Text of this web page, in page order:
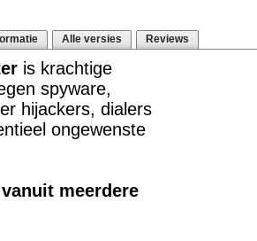
Alle versies Reviews
is krachtige
spyware,
hijackers, dialers
ongewenste
meerdere